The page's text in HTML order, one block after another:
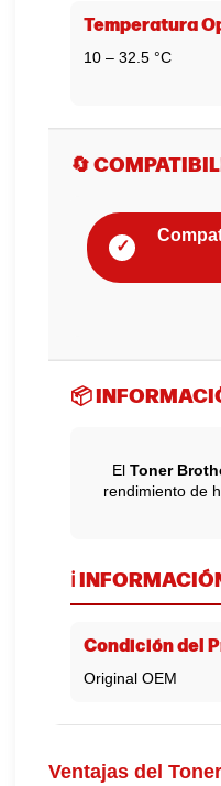
Temperatura
10 – 32.5 °C
🔄
✓
📦
El Toner
rendimiento de
ℹ️
Condición del
Original OEM
Ventajas del